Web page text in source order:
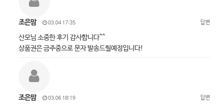
조은맘 03.04 17:35 답변
산모님 소중한 후기 감사합니다^^
상품권은 금주중으로 문자 발송드릴예정입니다!
조은맘 03.06 18:19 답변